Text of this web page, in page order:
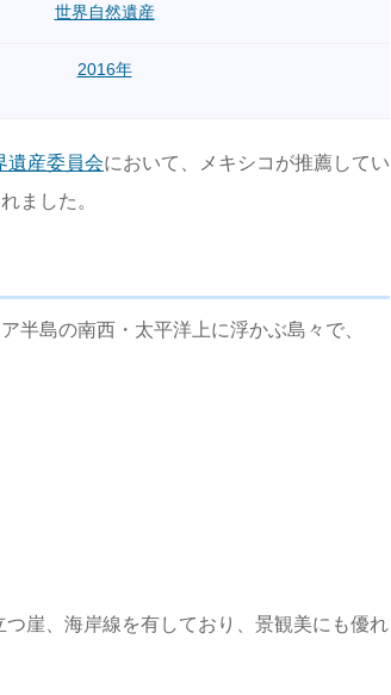
世界自然遺産
2016年
遺産委員会において、メキシコが推薦してい
ました。
半島の南西・太平洋上に浮かぶ島々で、
崖、海岸線を有しており、景観美にも優れ